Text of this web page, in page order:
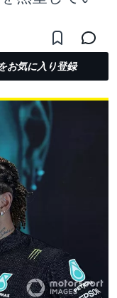
をお気に入り登録